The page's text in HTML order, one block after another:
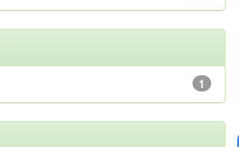
1